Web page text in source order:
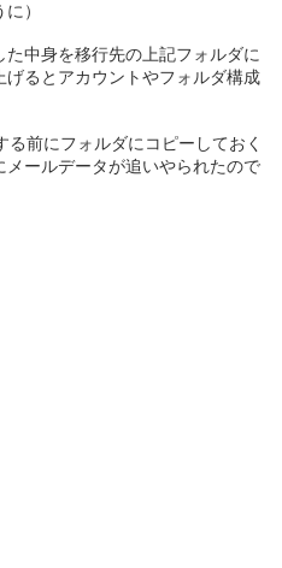
）
中身を移行先の上記フォルダに
るとアカウントやフォルダ構成
る前にフォルダにコピーしておく
ールデータが追いやられたので